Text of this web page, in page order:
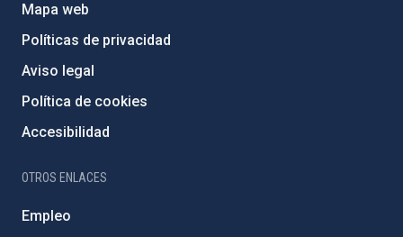
Mapa web
Políticas de privacidad
Aviso legal
Política de cookies
Accesibilidad
OTROS ENLACES
Empleo